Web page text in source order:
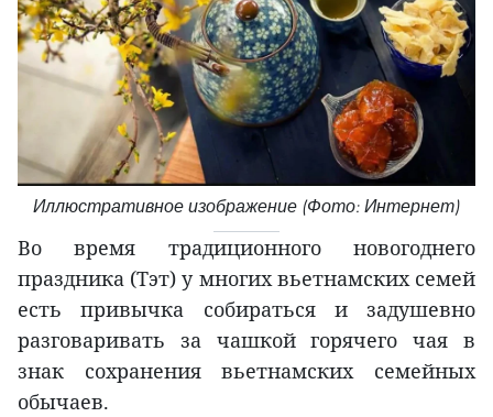
Иллюстративное изображение (Фото: Интернет)
Во время традиционного новогоднего
праздника (Тэт) у многих вьетнамских семей
есть привычка собираться и задушевно
разговаривать за чашкой горячего чая в
знак сохранения вьетнамских семейных
обычаев.